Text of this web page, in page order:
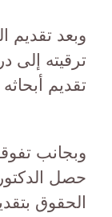
وبعد تقديم
ترقيته إلى
تقديم
وبجانب
حصل
الحقوق